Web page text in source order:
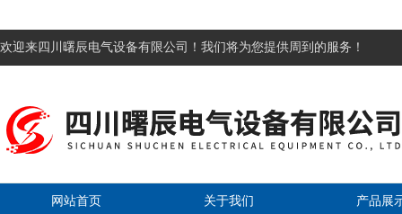
欢迎来四川曙辰电气设备有限公司！我们将为您提供周到的服务！
网站首页 关于我们 产品展